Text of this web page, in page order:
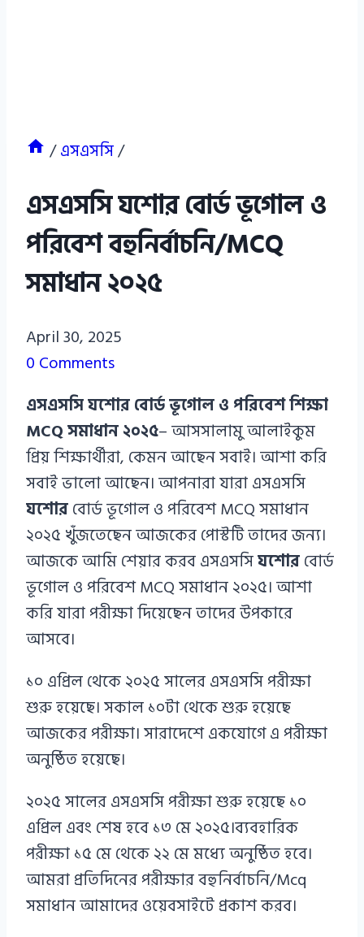
/এসএসসি/
এসএসসি যশোর বোর্ড ভূগোল ও
পরিবেশ বহুনির্বাচনি/MCQ
সমাধান ২০২৫
Azizul
Haque
Haque
April 30, 2025
0 Comments
এসএসসি যশোর বোর্ড ভূগোল ও পরিবেশ শিক্ষা
MCQ সমাধান ২০২৫– আসসালামু আলাইকুম
প্রিয় শিক্ষার্থীরা, কেমন আছেন সবাই। আশা করি
সবাই ভালো আছেন। আপনারা যারা এসএসসি
যশোরবোর্ড ভূগোল ও পরিবেশ MCQ সমাধান
২০২৫ খুঁজতেছেন আজকের পোস্টটি তাদের জন্য।
আজকে আমি শেয়ার করব এসএসসিযশোরবোর্ড
ভূগোল ও পরিবেশ MCQ সমাধান ২০২৫। আশা
করি যারা পরীক্ষা দিয়েছেন তাদের উপকারে
আসবে।
১০ এপ্রিল থেকে ২০২৫ সালের এসএসসি পরীক্ষা
শুরু হয়েছে। সকাল ১০টা থেকে শুরু হয়েছে
আজকের পরীক্ষা। সারাদেশে একযোগে এ পরীক্ষা
অনুষ্ঠিত হয়েছে।
২০২৫ সালের এসএসসি পরীক্ষা শুরু হয়েছে ১০
এপ্রিল এবং শেষ হবে ১৩ মে ২০২৫।ব্যবহারিক
পরীক্ষা ১৫ মে থেকে ২২ মে মধ্যে অনুষ্ঠিত হবে।
আমরা প্রতিদিনের পরীক্ষার বহুনির্বাচনি/Mcq
সমাধান আমাদের ওয়েবসাইটে প্রকাশ করব।